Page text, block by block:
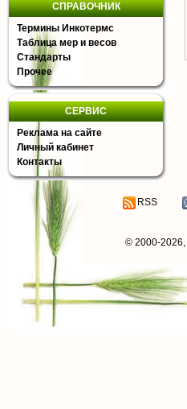
СПРАВОЧНИК
Термины Инкотермс
Таблица мер и весов
Стандарты
Прочее
СЕРВИС
Реклама на сайте
Личный кабинет
Контакты
RSS
© 2000-2026,